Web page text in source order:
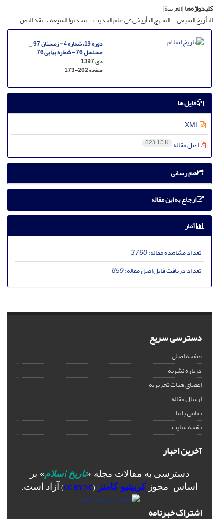
کلیدواژه‌ها[العربیة]
التأریخ الشیعی المنهج التأریخی فی علم الحدیث محدثوا الشیعة نقد النص
دوره 19، شماره 4 - زمستان 97 _
مسلسل 76 - شماره پیاپی 76
دی 1397
صفحه173-202
فایل ها
اصل مقاله 823.15 K
هم رسانی
ارجاع به این مقاله
آمار
تعداد مشاهده مقاله:3,760
تعداد دریافت فایل اصل مقاله:859
دسترسی سریع
صفحه اصلی
درباره نشریه
اعضای هیات تحریریه
ارسال مقاله
تماس با ما
نقشه سایت
آخرین اخبار
دسترسی به مقالات مجله «تاریخ اسلام» بر
اساس مجوزکرییتیو کامنز (
CC BY-NC
) آزاد است.
اشتراک خبرنامه